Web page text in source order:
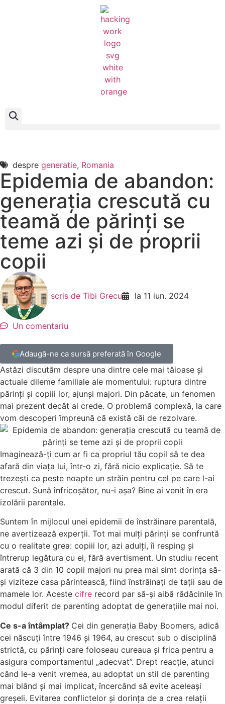
despre generatie, Romania
Epidemia de abandon:
generația crescută cu
teamă de părinți se
teme azi și de proprii
copii
scris de Tibi Grecu la 11 iun. 2024
Un comentariu
Adaugă-ne ca sursă preferată în Google
Astăzi discutăm despre una dintre cele mai tăioase și
actuale dileme familiale ale momentului: ruptura dintre
părinți și copiii lor, ajunși majori. Din păcate, un fenomen
mai prezent decât ai crede. O problemă complexă, la care
vom descoperi împreună că există căi de rezolvare.
Imaginează-ți cum ar fi ca propriul tău copil să te dea
afară din viața lui, într-o zi, fără nicio explicație. Să te
trezești ca peste noapte un străin pentru cel pe care l-ai
crescut. Sună înfricoșător, nu-i așa? Bine ai venit în era
izolării parentale.
Suntem în mijlocul unei epidemii de înstrăinare parentală,
ne avertizează experții. Tot mai mulți părinți se confruntă
cu o realitate grea: copiii lor, azi adulți, îi resping și
întrerup legătura cu ei, fără avertisment. Un studiu recent
arată că 3 din 10 copii majori nu prea mai simt dorința să-
și viziteze casa părintească, fiind înstrăinați de tații sau de
mamele lor. Aceste cifre record par să-și aibă rădăcinile în
modul diferit de parenting adoptat de generațiile mai noi.
Ce s-a întâmplat? Cei din generația Baby Boomers, adică
cei născuți între 1946 și 1964, au crescut sub o disciplină
strictă, cu părinți care foloseau cureaua și frica pentru a
asigura comportamentul „adecvat”. Drept reacție, atunci
când le-a venit vremea, au adoptat un stil de parenting
mai blând și mai implicat, încercând să evite aceleași
greșeli. Evitarea conflictelor și dorința de a crea relații